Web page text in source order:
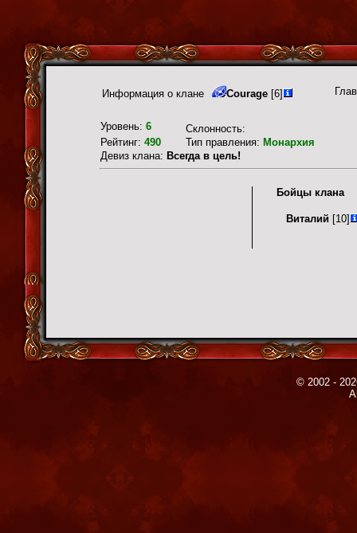
Информация о клане Courage [6]
Уровень: 6
Склонность:
Рейтинг: 490 Тип правления: Монархия
Девиз клана: Всегда в цель!
Бойцы клана
Виталий [10]
© 2002 -